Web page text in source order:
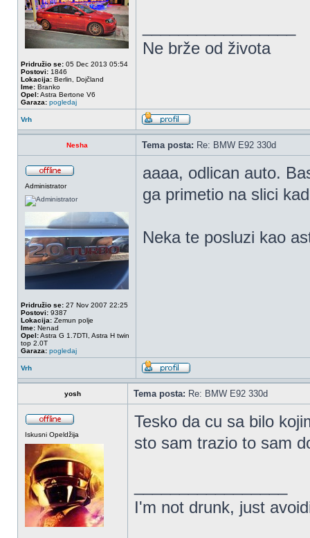
Pridružio se: 05 Dec 2013 05:54
Postovi: 1846
Lokacija: Berlin, Dojčland
Ime: Branko
Opel:Astra Bertone V6
Garaza: pogledaj
Ne brže od života
Vrh
Nesha Tema posta: Re: BMW E92 330d
Administrator
Pridružio se: 27 Nov 2007 22:25
Postovi: 9387
Lokacija: Zemun polje
Ime: Nenad
Opel:Astra G 1.7DTI, Astra H twin
top 2.0T
Garaza: pogledaj
aaaa, odlican auto.
ga primetio na slici
Neka te posluzi kao
Vrh
yosh Tema posta: Re: BMW E92 330d
Iskusni Opeldžija
Tesko da cu sa bilo
sto sam trazio to sam
I'm not drunk, just